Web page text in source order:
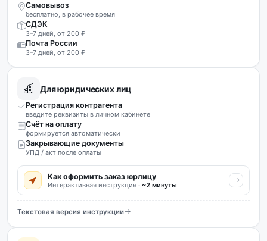
Самовывоз
бесплатно, в рабочее время
СДЭК
3–7 дней, от 200 ₽
Почта России
3–7 дней, от 200 ₽
Для юридических лиц
Регистрация контрагента
введите реквизиты в личном кабинете
Счёт на оплату
формируется автоматически
Закрывающие документы
УПД / акт после оплаты
Как оформить заказ юрлицу
Интерактивная инструкция · ~2 минуты
Текстовая версия инструкции